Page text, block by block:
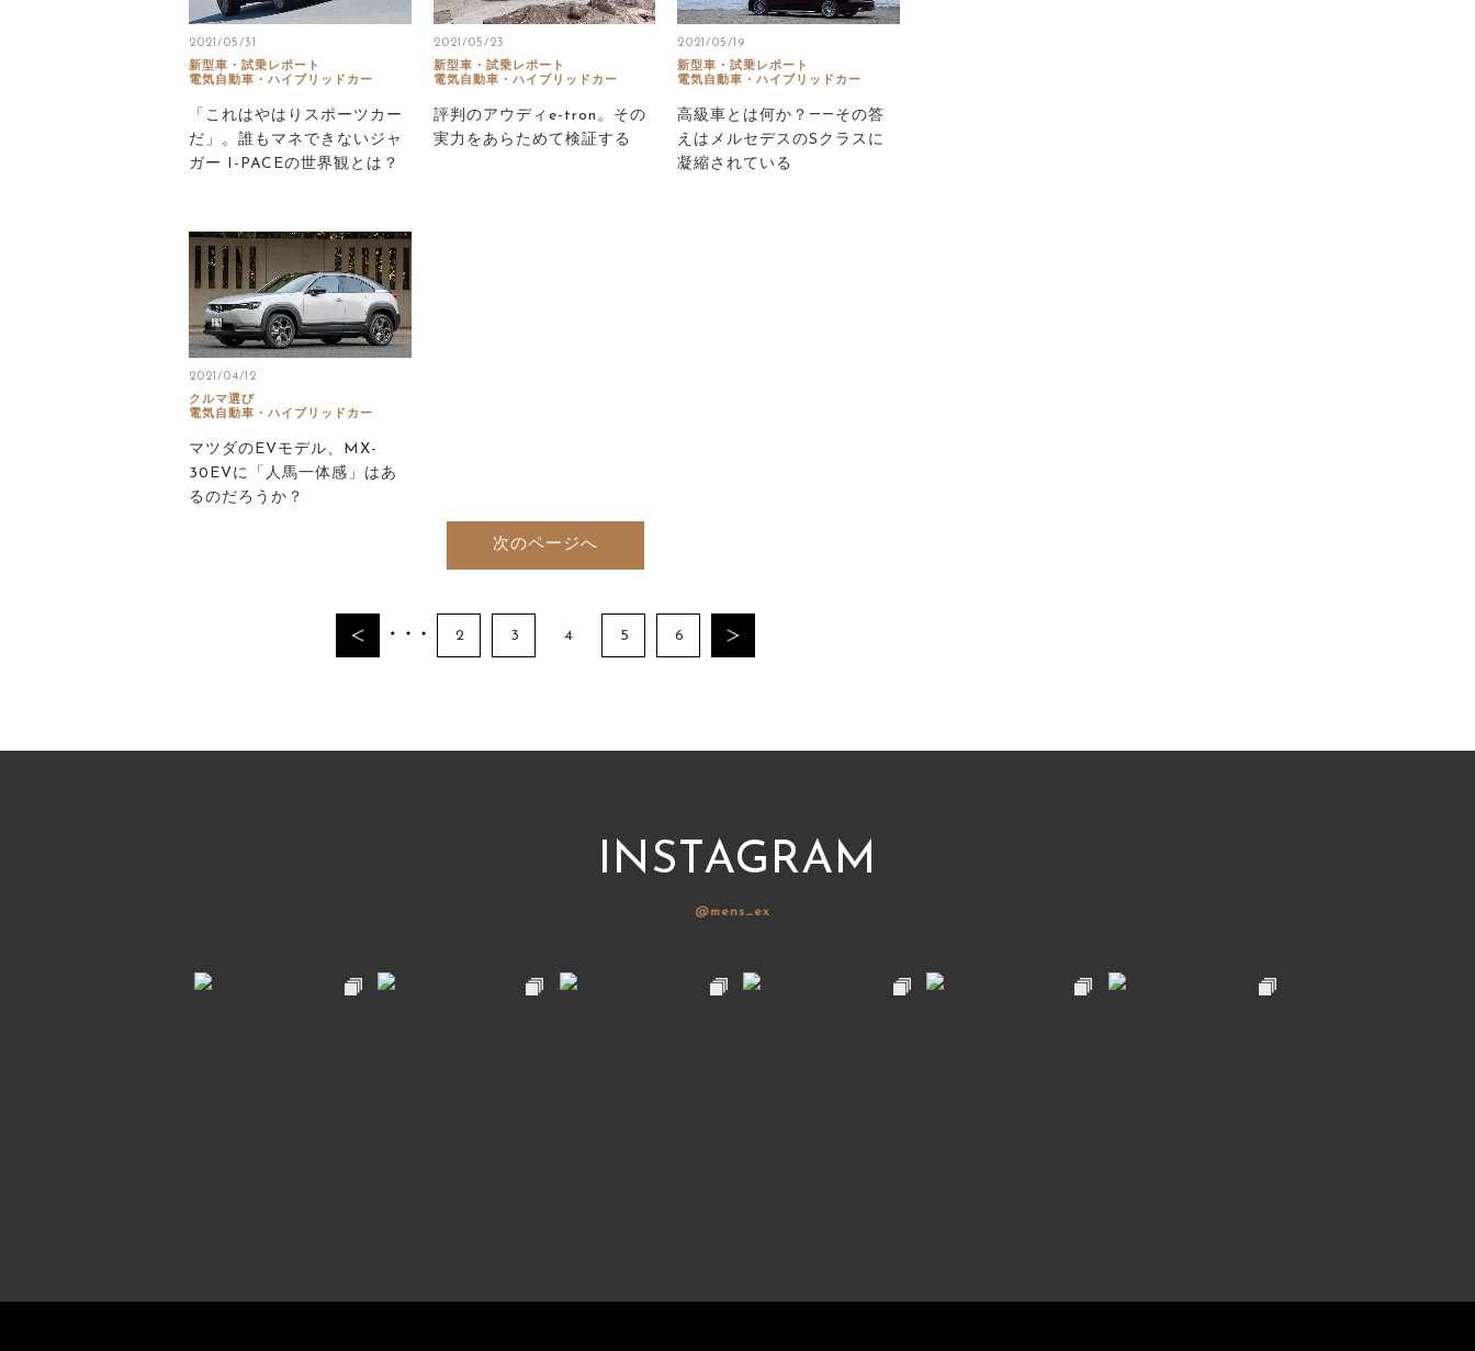
2021/05/31
新型車・試乗レポート
電気自動車・ハイブリッドカー
「これはやはりスポーツカー
だ」。誰もマネできないジャ
ガー I-PACEの世界観とは？
2021/05/23
新型車・試乗レポート
電気自動車・ハイブリッドカー
評判のアウディe-tron。その
実力をあらためて検証する
2021/05/19
新型車・試乗レポート
電気自動車・ハイブリッドカー
高級車とは何か？――その答
えはメルセデスのSクラスに
凝縮されている
2021/04/12
クルマ選び
電気自動車・ハイブリッドカー
マツダのEVモデル、MX-
30EVに「人馬一体感」はあ
るのだろうか？
次のページへ
2 3 4 5 6
INSTAGRAM
@mens_ex